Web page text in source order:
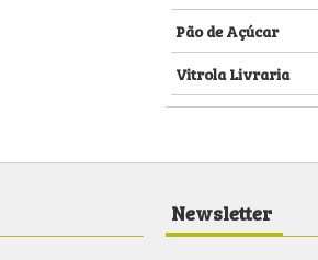
Pão de Açúcar
Vitrola Livraria
Newsletter